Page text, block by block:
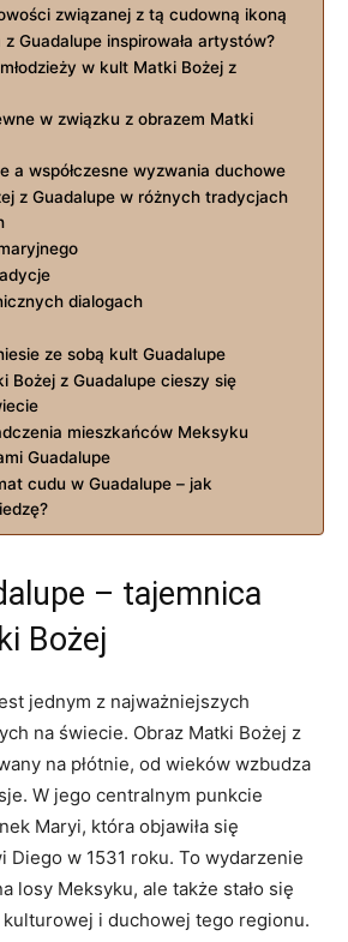
związanej z tą cudowną‍ ikoną
Guadalupe inspirowała artystów?
w kult ⁣Matki Bożej z⁤
w związku z obrazem Matki
a współczesne wyzwania⁢ duchowe
z Guadalupe w różnych tradycjach
dialogach
ze sobą kult Guadalupe
Bożej z Guadalupe cieszy się
mieszkańców Meksyku
Guadalupe
cudu w Guadalupe – jak
– tajemnica
Bożej
jednym z najważniejszych
na świecie. Obraz Matki Bożej z
na‍ płótnie, od wieków wzbudza
W jego ‍centralnym⁤ punkcie
Maryi, która objawiła się
Diego w 1531 roku. To wydarzenie
losy Meksyku, ale także​ stało się
i duchowej tego regionu.